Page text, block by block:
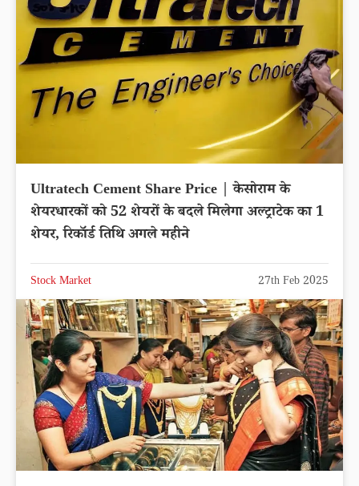
Ultratech Cement Share Price | केसोराम के
शेयरधारकों को 52 शेयरों के बदले मिलेगा अल्ट्राटेक का 1
शेयर, रिकॉर्ड तिथि अगले महीने
Stock Market 27th Feb 2025